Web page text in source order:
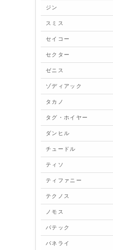
ジン
スミス
セイコー
セクター
ゼニス
ゾディアック
タカノ
タグ・ホイヤー
ダンヒル
チュードル
ティソ
ティファニー
テクノス
ノモス
パテック
パネライ